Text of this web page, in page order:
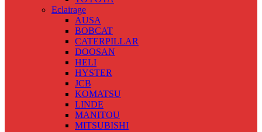
Eclairage
AUSA
BOBCAT
CATERPILLAR
DOOSAN
HELI
HYSTER
JCB
KOMATSU
LINDE
MANITOU
MITSUBISHI